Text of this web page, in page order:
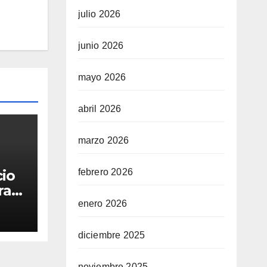
julio 2026
junio 2026
mayo 2026
abril 2026
marzo 2026
febrero 2026
enero 2026
diciembre 2025